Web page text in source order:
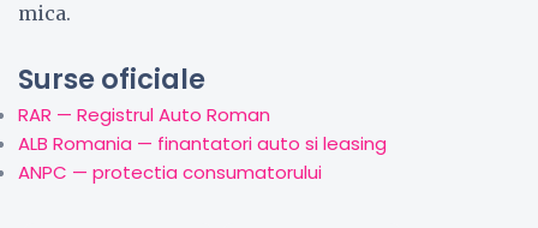
mica.
Surse oficiale
RAR — Registrul Auto Roman
ALB Romania — finantatori auto si leasing
ANPC — protectia consumatorului